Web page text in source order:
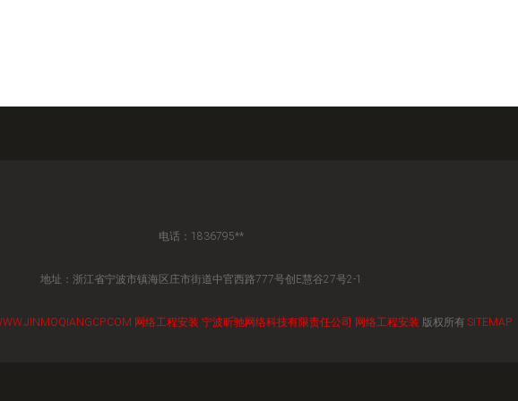
电话：1836795**
地址：浙江省宁波市镇海区庄市街道中官西路777号创E慧谷27号2-1
网络工程安装 宁波昕驰网络科技有限责任公司 网络工程安装 版权所有 SITEMAP